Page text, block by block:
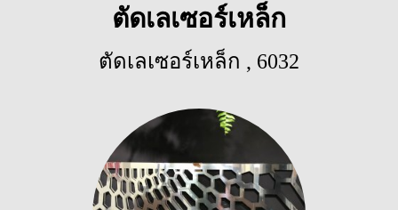
ตัดเลเซอร์เหล็ก
ตัดเลเซอร์เหล็ก , 6032